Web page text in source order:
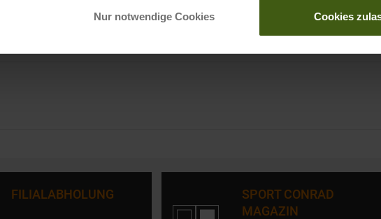
Nur notwendige Cookies Cookies
FILIALABHOLUNG
SPORT CONRAD
MAGAZIN